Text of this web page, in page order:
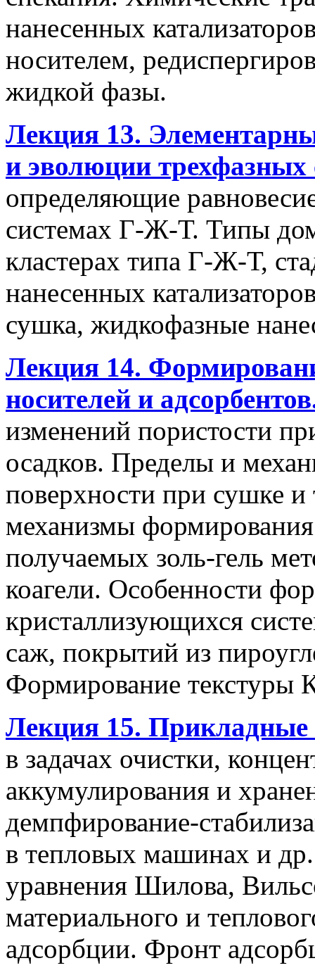
нанесенных
носителем,
жидкой фазы.
Лекция 13.
и эволюции трехфазных
определяющие
системах Г-Ж-Т. Типы
кластерах типа Г-Ж-Т,
нанесенных
сушка, жидкофазные
Лекция 14.
носителей и
изменений пористости
осадков. Пределы и
поверхности при сушке
механизмы формирования
получаемых золь-гель
коагели. Особенности
кристаллизующихся
саж, покрытий из
Формирование текстуры
Лекция 15. Прикладные
в задачах очистки,
аккумулирования и
демпфирование-
в тепловых машинах и
уравнения Шилова,
материального и
адсорбции. Фронт